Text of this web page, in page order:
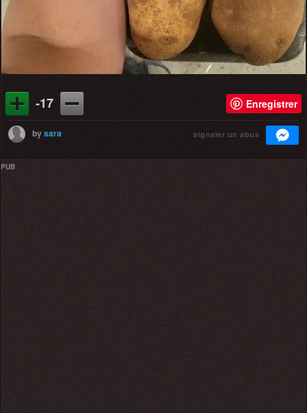
-17 Enregistrer
bysara signaler un abus
PUB